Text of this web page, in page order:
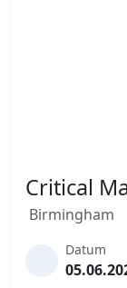
Critical
Birmingham
Datum